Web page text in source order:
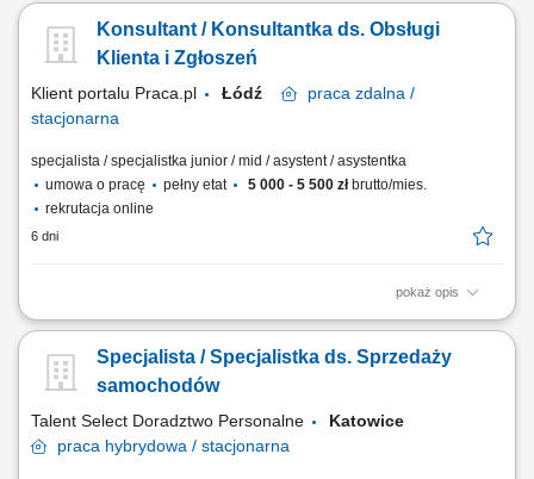
zachęcanie klientów do zakupu; informowanie klientów o programie,
terminach, lokalizacjach i dostępnych opcjach; doradzanie klientom i
Konsultant / Konsultantka ds. Obsługi
Klienta i Zgłoszeń
Klient portalu Praca.pl Łódź praca zdalna /
stacjonarna
specjalista / specjalistka junior / mid / asystent / asystentka
umowa o pracę
pełny etat 5 000 - 5 500 złbrutto/mies.
rekrutacja online
6 dni
pokaż opis
przyjmowanie zgłoszeń i zleceń od klientów oraz przekazywanie ich do
realizacji zgłoszeń i przygotowywanie raportów, obsługa reklamacji oraz
wsparcie klientów w rozwiązywaniu bieżących spraw, przygotowywanie
Specjalista / Specjalistka ds. Sprzedaży
samochodów
Talent Select Doradztwo Personalne
Katowice
praca hybrydowa / stacjonarna